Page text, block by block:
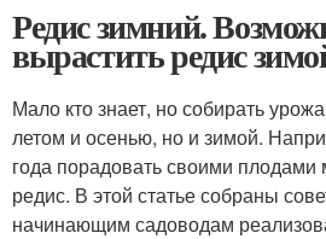
Редис зимний.
вырастить редис
Мало кто знает, но собирать
летом и осенью, но и зимой.
года порадовать своими плодами
редис. В этой статье собраны
начинающим садоводам